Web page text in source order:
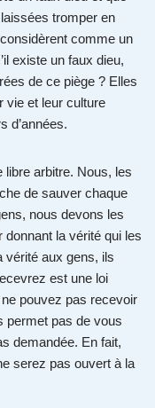
tromper en
comme un
existe un faux dieu,
de ce piège ? Elles
vie et leur culture
d’années.
libre arbitre. Nous, les
de sauver chaque
nous devons les
la vérité qui les
vérité aux gens, ils
est une loi
pouvez pas recevoir
permet pas de vous
demandée. En fait,
serez pas ouvert à la